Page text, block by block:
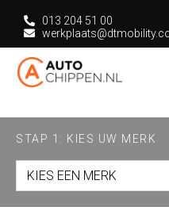
013 204 51 00
STAP 1: KIES UW MERK
KIES EEN MERK